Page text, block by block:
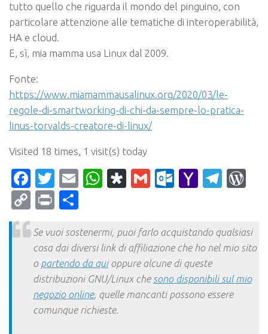
tutto quello che riguarda il mondo del pinguino, con
particolare attenzione alle tematiche di interoperabilità,
HA e cloud.
E, sì, mia mamma usa Linux dal 2009.
Fonte:
https://www.miamammausalinux.org/2020/03/le-
regole-di-smartworking-di-chi-da-sempre-lo-pratica-
linus-torvalds-creatore-di-linux/
Visited 18 times, 1 visit(s) today
Facebook
Twitter
EmailWhatsApp
Diaspora
Gmail Yahoo
CopyPrint
Se vuoi sostenermi, puoi farlo acquistando qualsiasi
cosa dai diversi link di affiliazione che ho nel mio sito
o partendo da quioppure alcune di queste
distribuzioni GNU/Linux che sono disponibili sul mio
negozio online, quelle mancanti possono essere
comunque richieste.